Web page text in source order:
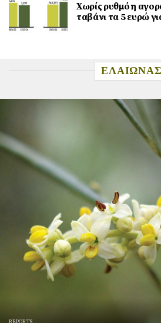
Χωρίς ρυθμό η
ταβάνι τα 5 ευρώ
ΕΛΑΙΩΝΑΣ
REPORTS